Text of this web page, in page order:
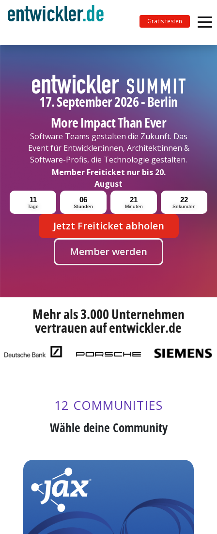
Gratis testen
17. September 2026 - Berlin
More Impact Than Ever
Software Teams gestalten die Zukunft. Das
Event für Entwickler:innen, Architekt:innen &
Software-Profis, die Technologie gestalten.
Member Freiticket nur bis 20.
August
11
Tage
06
Stunden
21
Minuten
20
Sekunden
Jetzt Freiticket abholen
Member werden
Mehr als 3.000 Unternehmen
vertrauen auf entwickler.de
12 COMMUNITIES
Wähle deine Community